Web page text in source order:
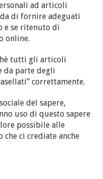
ad articoli
di fornire adeguati
e se ritenuto di
online.
tutti gli articoli
da parte degli
correttamente.
del sapere,
uso di questo sapere
possibile alle
che ci crediate anche